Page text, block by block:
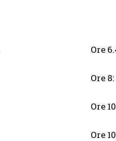
Ore
Ore
Ore
Ore